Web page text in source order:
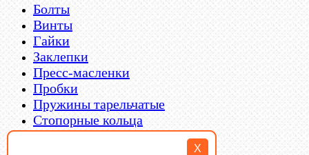
X
Болты
Винты
Гайки
Заклепки
Пресс-масленки
Пробки
Пружины тарельчатые
Стопорные кольца
Такелаж